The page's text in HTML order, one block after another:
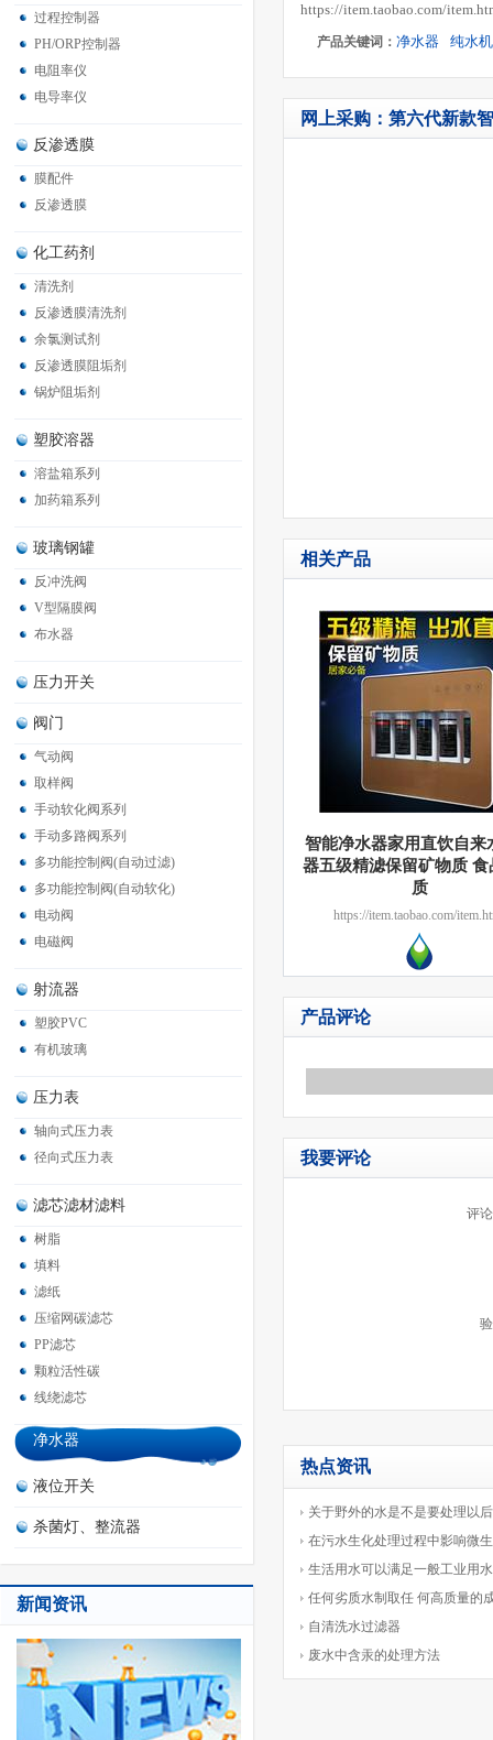
过程控制器
PH/ORP控制器
电阻率仪
电导率仪
反渗透膜
膜配件
反渗透膜
化工药剂
清洗剂
反渗透膜清洗剂
余氯测试剂
反渗透膜阻垢剂
锅炉阻垢剂
塑胶溶器
溶盐箱系列
加药箱系列
玻璃钢罐
反冲洗阀
V型隔膜阀
布水器
压力开关
阀门
气动阀
取样阀
手动软化阀系列
手动多路阀系列
多功能控制阀(自动过滤)
多功能控制阀(自动软化)
电动阀
电磁阀
射流器
塑胶PVC
有机玻璃
压力表
轴向式压力表
径向式压力表
滤芯滤材滤料
树脂
填料
滤纸
压缩网碳滤芯
PP滤芯
颗粒活性碳
线绕滤芯
净水器
液位开关
杀菌灯、整流器
新闻资讯
https://item.taobao.com/
产品关键词： 净水器 纯水机
网上采购：第六代新款
相关产品
智能净水器家用直饮自来
器五级精滤保留矿物质 食
质
https://item.taobao.com/
spm=a1z10.5-c.w4002-
产品评论
我要评论
评
热点资讯
关于野外的水是不是要处理以
在污水生化处理过程中影响微
生活用水可以满足一般工业用
任何劣质水制取任 何高质量的
自清洗水过滤器
废水中含汞的处理方法